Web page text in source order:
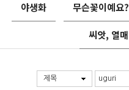
야생화 무슨꽃이예요?
씨앗, 열매
제목